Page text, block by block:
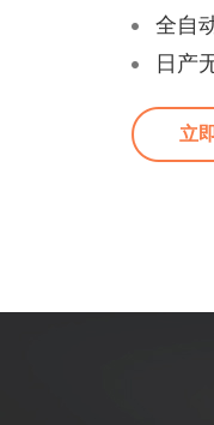
全自
日产
立